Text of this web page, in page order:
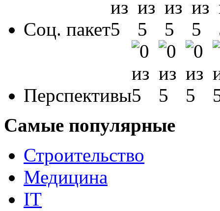
Соц. пакет
Перспективы
Самые популярные
Строительство
Медицина
IT